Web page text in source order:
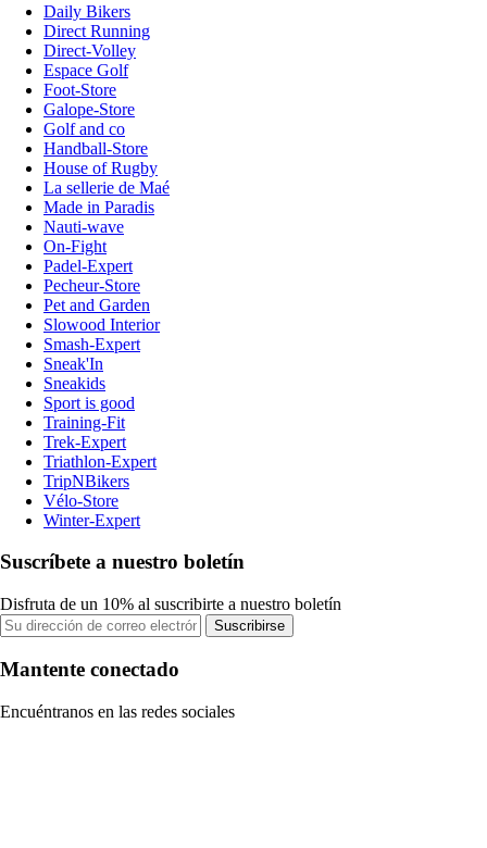
Daily Bikers
Direct Running
Direct-Volley
Espace Golf
Foot-Store
Galope-Store
Golf and co
Handball-Store
House of Rugby
La sellerie de Maé
Made in Paradis
Nauti-wave
On-Fight
Padel-Expert
Pecheur-Store
Pet and Garden
Slowood Interior
Smash-Expert
Sneak'In
Sneakids
Sport is good
Training-Fit
Trek-Expert
Triathlon-Expert
TripNBikers
Vélo-Store
Winter-Expert
Suscríbete a nuestro boletín
Disfruta de un 10% al suscribirte a nuestro boletín
Suscribirse
Mantente conectado
Encuéntranos en las redes sociales